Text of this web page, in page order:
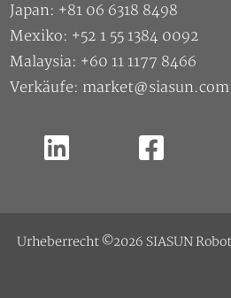
Japan: +81 06 6318 8498
Mexiko: +52 1 55 1384 0092
Malaysia: +60 11 1177 8466
Verkäufe: market@siasun.com
Urheberrecht ©2026 SIASUN